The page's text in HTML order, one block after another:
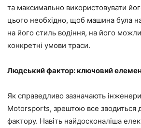
та максимально використовувати
цього необхідно, щоб машина була
на його стиль водіння, на його
конкретні умови траси.
Людський фактор: ключовий
Як справедливо зазначають
Motorsports, зрештою все зводиться
фактору. Навіть найдосконаліша